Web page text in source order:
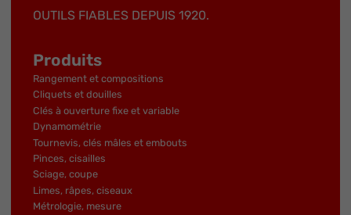
OUTILS FIABLES DEPUIS 1920.
Produits
Rangement et compositions
Cliquets et douilles
Clés à ouverture fixe et variable
Dynamométrie
Tournevis, clés mâles et embouts
Pinces, cisailles
Sciage, coupe
Limes, râpes, ciseaux
Métrologie, mesure